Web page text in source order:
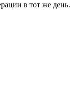
в тот же день.